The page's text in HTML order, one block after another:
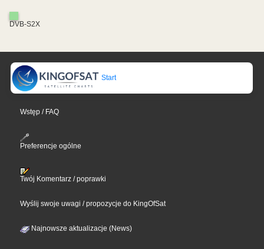
DVB-S2X
Start
Wstęp / FAQ
Preferencje ogólne
Twój Komentarz / poprawki
Wyślij swoje uwagi / propozycje do KingOfSat
Najnowsze aktualizacje (News)